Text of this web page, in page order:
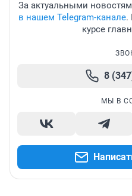
За актуальными
в нашем Telegram-канале.
курсе
8
МЫ В